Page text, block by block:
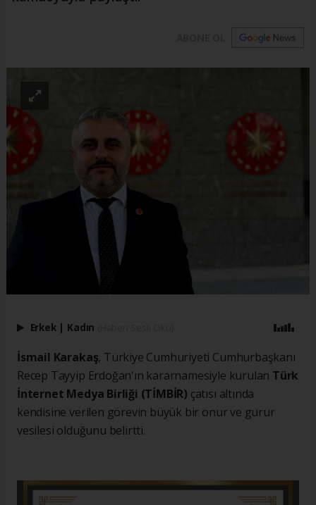
Erkek | Kadın
İsmail Karakaş, Türkiye Cumhuriyeti Cumhurbaşkanı
Recep Tayyip Erdoğan'ın kararnamesiyle kurulan Türk
İnternet Medya Birliği (TİMBİR) çatısı altında
kendisine verilen görevin büyük bir onur ve gurur
vesilesi olduğunu belirtti.